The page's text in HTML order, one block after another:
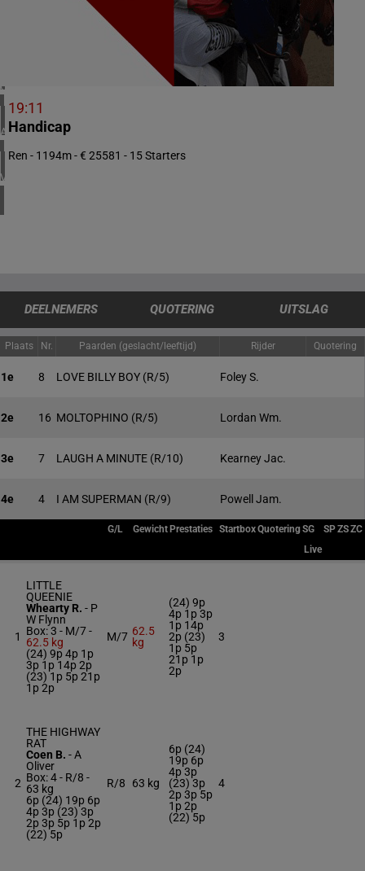
CHILI
1 meeting(s)
ARGENTINIË
1 meeting(s)
VERENIGDE STATEN
4 meeting(s)
19:11
Handicap
Ren - 1194m - € 25581 - 15 Starters
DEELNEMERS QUOTERING UITSLAG
Plaats Nr. Paarden (geslacht/leeftijd) Rijder Quotering
1e 8 LOVE BILLY BOY (R/5) Foley S.
2e 16 MOLTOPHINO (R/5) Lordan Wm.
3e 7 LAUGH A MINUTE (R/10) Kearney Jac.
4e 4 I AM SUPERMAN (R/9) Powell Jam.
G/L Gewicht Prestaties StartboxQuoteringSG SPZSZC
Live
1
LITTLE
QUEENIE
Whearty R. - P
W Flynn
Box: 3 - M/7 -
62.5 kg
(24) 9p 4p 1p
3p 1p 14p 2p
(23) 1p 5p 21p
1p 2p
M/7 62.5
kg
(24) 9p
4p 1p 3p
1p 14p
2p (23)
1p 5p
21p 1p
2p
3
2
THE HIGHWAY
RAT
Coen B. -A
Oliver
Box: 4 - R/8 -
63 kg
6p (24) 19p 6p
4p 3p (23) 3p
2p 3p 5p 1p 2p
(22) 5p
R/8 63 kg
6p (24)
19p 6p
4p 3p
(23) 3p
2p 3p 5p
1p 2p
(22) 5p
4